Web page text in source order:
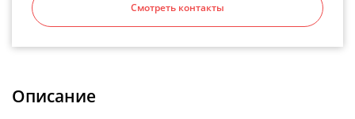
Смотреть контакты
Описание